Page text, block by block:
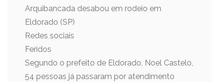
Arquibancada desabou em rodeio em
Eldorado (SP)
Redes sociais
Feridos
Segundo o prefeito de Eldorado, Noel Castelo,
54 pessoas já passaram por atendimento